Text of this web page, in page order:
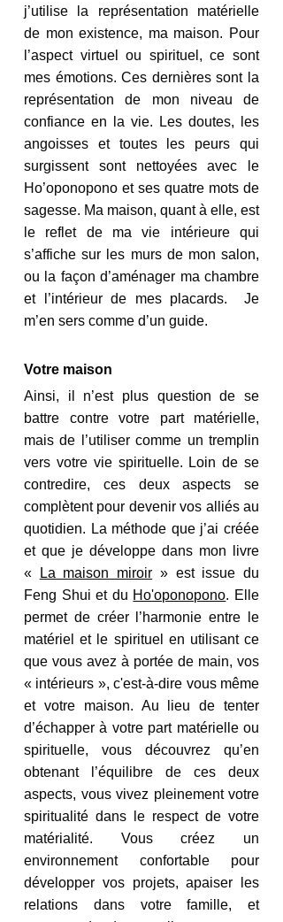
j’utilise la représentation matérielle
de mon existence, ma maison. Pour
l’aspect virtuel ou spirituel, ce sont
mes émotions. Ces dernières sont la
représentation de mon niveau de
confiance en la vie. Les doutes, les
angoisses et toutes les peurs qui
surgissent sont nettoyées avec le
Ho’oponopono et ses quatre mots de
sagesse. Ma maison, quant à elle, est
le reflet de ma vie intérieure qui
s’affiche sur les murs de mon salon,
ou la façon d’aménager ma chambre
et l’intérieur de mes placards.  Je
m’en sers comme d’un guide.
Votre maison
Ainsi, il n’est plus question de se
battre contre votre part matérielle,
mais de l’utiliser comme un tremplin
vers votre vie spirituelle. Loin de se
contredire, ces deux aspects se
complètent pour devenir vos alliés au
quotidien. La méthode que j’ai créée
et que je développe dans mon livre
«
La maison miroir » est issue du
Feng Shui et du Ho'oponopono. Elle
permet de créer l’harmonie entre le
matériel et le spirituel en utilisant ce
que vous avez à portée de main, vos
« intérieurs », c'est-à-dire vous même
et votre maison. Au lieu de tenter
d’échapper à votre part matérielle ou
spirituelle, vous découvrez qu’en
obtenant l’équilibre de ces deux
aspects, vous vivez pleinement votre
spiritualité dans le respect de votre
matérialité. Vous créez un
environnement confortable pour
développer vos projets, apaiser les
relations dans votre famille, et